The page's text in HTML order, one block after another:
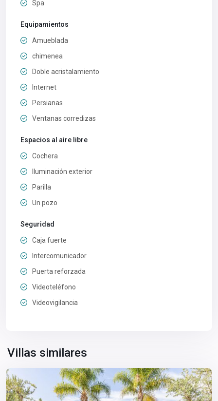
Spa
Equipamientos
Amueblada
chimenea
Doble acristalamiento
Internet
Persianas
Ventanas corredizas
Espacios al aire libre
Cochera
Iluminación exterior
Parilla
Un pozo
Seguridad
Caja fuerte
Intercomunicador
Puerta reforzada
Videoteléfono
Videovigilancia
Villas similares
Marrakech